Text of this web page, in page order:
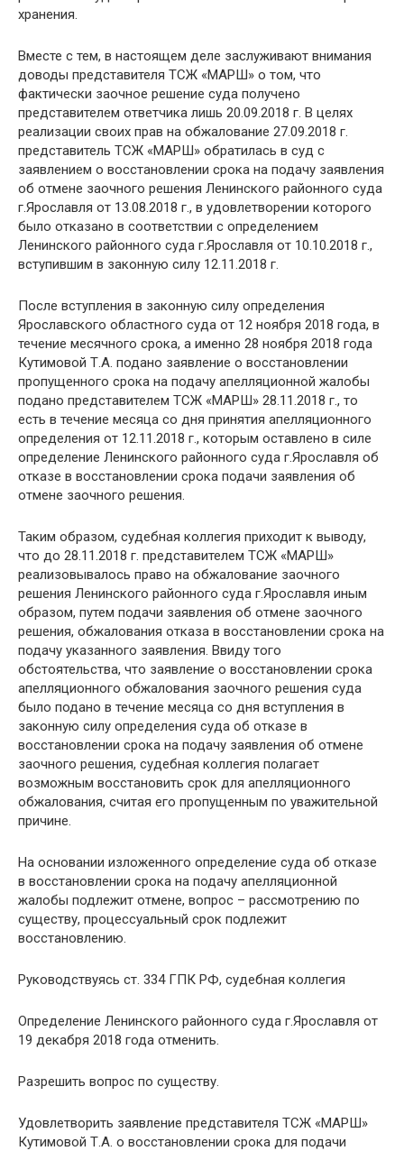
хранения.
Вместе с тем, в настоящем деле заслуживают внимания
доводы представителя ТСЖ «МАРШ» о том, что
фактически заочное решение суда получено
представителем ответчика лишь 20.09.2018 г. В целях
реализации своих прав на обжалование 27.09.2018 г.
представитель ТСЖ «МАРШ» обратилась в суд с
заявлением о восстановлении срока на подачу заявления
об отмене заочного решения Ленинского районного суда
г.Ярославля от 13.08.2018 г., в удовлетворении которого
было отказано в соответствии с определением
Ленинского районного суда г.Ярославля от 10.10.2018 г.,
вступившим в законную силу 12.11.2018 г.
После вступления в законную силу определения
Ярославского областного суда от 12 ноября 2018 года, в
течение месячного срока, а именно 28 ноября 2018 года
Кутимовой Т.А. подано заявление о восстановлении
пропущенного срока на подачу апелляционной жалобы
подано представителем ТСЖ «МАРШ» 28.11.2018 г., то
есть в течение месяца со дня принятия апелляционного
определения от 12.11.2018 г., которым оставлено в силе
определение Ленинского районного суда г.Ярославля об
отказе в восстановлении срока подачи заявления об
отмене заочного решения.
Таким образом, судебная коллегия приходит к выводу,
что до 28.11.2018 г. представителем ТСЖ «МАРШ»
реализовывалось право на обжалование заочного
решения Ленинского районного суда г.Ярославля иным
образом, путем подачи заявления об отмене заочного
решения, обжалования отказа в восстановлении срока на
подачу указанного заявления. Ввиду того
обстоятельства, что заявление о восстановлении срока
апелляционного обжалования заочного решения суда
было подано в течение месяца со дня вступления в
законную силу определения суда об отказе в
восстановлении срока на подачу заявления об отмене
заочного решения, судебная коллегия полагает
возможным восстановить срок для апелляционного
обжалования, считая его пропущенным по уважительной
причине.
На основании изложенного определение суда об отказе
в восстановлении срока на подачу апелляционной
жалобы подлежит отмене, вопрос – рассмотрению по
существу, процессуальный срок подлежит
восстановлению.
Руководствуясь ст. 334 ГПК РФ, судебная коллегия
Определение Ленинского районного суда г.Ярославля от
19 декабря 2018 года отменить.
Разрешить вопрос по существу.
Удовлетворить заявление представителя ТСЖ «МАРШ»
Кутимовой Т.А. о восстановлении срока для подачи